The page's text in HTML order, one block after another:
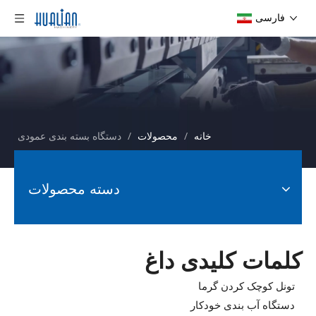
فارسی
خانه / محصولات / دستگاه بسته بندی عمودی
دسته محصولات
کلمات کلیدی داغ
تونل کوچک کردن گرما
دستگاه آب بندی خودکار